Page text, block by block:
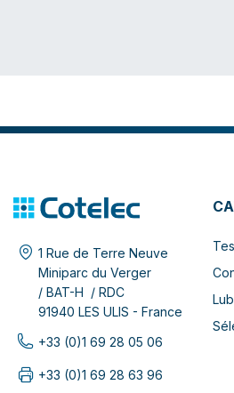
1 Rue de Terre Neuve
Miniparc du Verger
/ BAT-H / RDC
91940 LES ULIS - France
+33 (0)1 69 28 05 06
+33 (0)1 69 28 63 96